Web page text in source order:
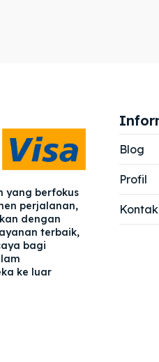
Blog
Blog
yang berfokus
perjalanan,
dengan
terbaik,
bagi
ke luar
Blog
Profil
Kontak